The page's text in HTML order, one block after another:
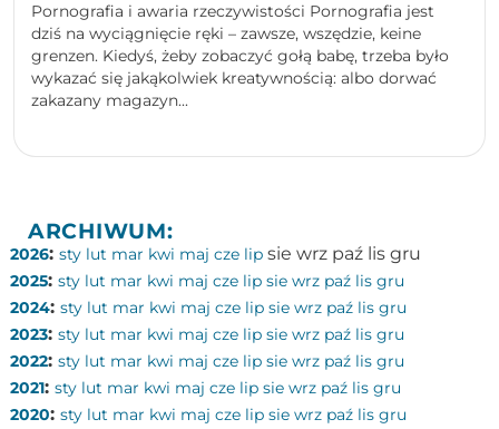
Pornografia i awaria rzeczywistości Pornografia jest
dziś na wyciągnięcie ręki – zawsze, wszędzie, keine
grenzen. Kiedyś, żeby zobaczyć gołą babę, trzeba było
wykazać się jakąkolwiek kreatywnością: albo dorwać
zakazany magazyn...
ARCHIWUM:
2026: sty lut mar kwi maj cze lip sie wrz paź lis gru
2025: sty lut mar kwi maj cze lip sie wrz paź lis gru
2024: sty lut mar kwi maj cze lip sie wrz paź lis gru
2023: sty lut mar kwi maj cze lip sie wrz paź lis gru
2022: sty lut mar kwi maj cze lip sie wrz paź lis gru
2021: sty lut mar kwi maj cze lip sie wrz paź lis gru
2020: sty lut mar kwi maj cze lip sie wrz paź lis gru